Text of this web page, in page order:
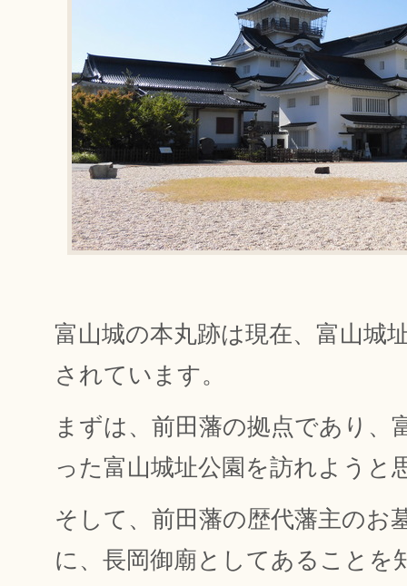
富山城の本丸跡は現在、富山城
されています。
まずは、前田藩の拠点であり、
った富山城址公園を訪れようと
そして、前田藩の歴代藩主のお
に、長岡御廟としてあることを